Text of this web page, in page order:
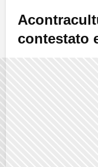
contestato